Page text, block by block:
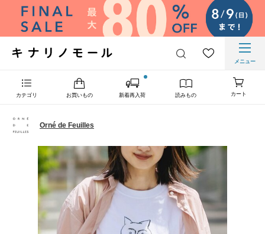
メニュー
カテゴリ お買いもの 新着再入荷 読みもの カート
Orné de Feuilles